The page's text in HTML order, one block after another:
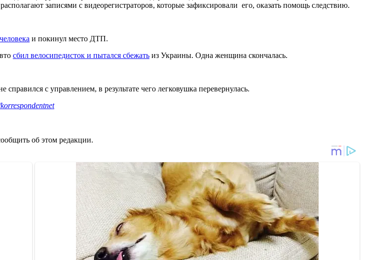
записями с видеорегистраторов, которые зафиксировали его, оказать помощь следствию.
и покинул место ДТП.
сбил велосипедисток и пытался сбежать из Украины. Одна женщина скончалась.
справился с управлением, в результате чего легковушка перевернулась.
об этом редакции.